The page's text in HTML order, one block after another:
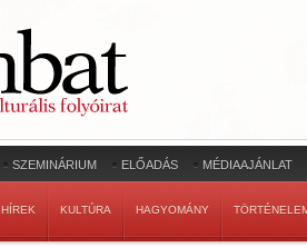
SZEMINÁRIUM ELŐADÁS MÉDIAAJÁNLAT
HÍREK KULTÚRA HAGYOMÁNY